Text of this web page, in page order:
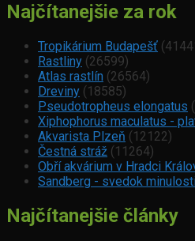
Najčítanejšie za rok
Tropikárium Budapešť
Rastliny (26599)
Atlas rastlín (26564)
Dreviny (18585)
Pseudotropheus elongatus
Xiphophorus maculatus -
Akvarista Plzeň (12122)
Čestná stráž (11264)
Obří akvárium v Hradci
Sandberg - svedok
Najčítanejšie články